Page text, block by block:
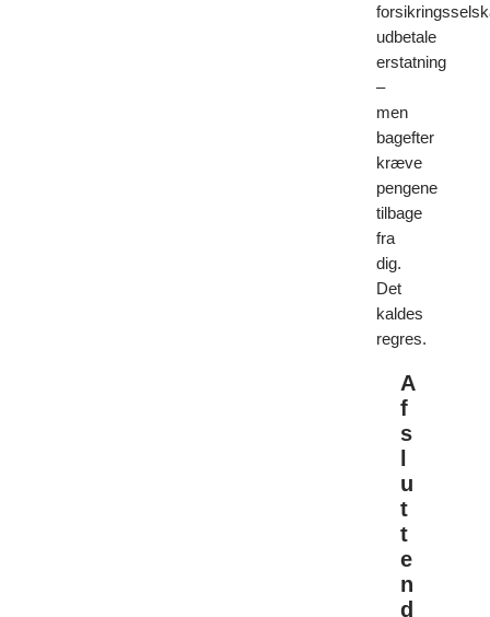
udbetale
erstatning
–
men
bagefter
kræve
pengene
tilbage
fra
dig.
Det
kaldes
regres.
A
f
s
u
t
t
e
n
d